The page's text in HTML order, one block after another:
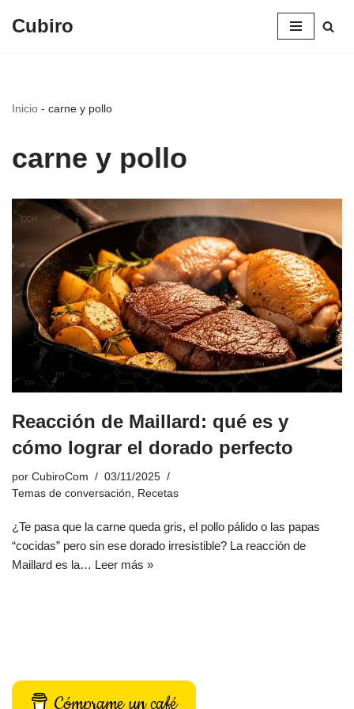
Cubiro
Inicio - carne y pollo
carne y pollo
Reacción de Maillard: qué es y
cómo lograr el dorado perfecto
por CubiroCom
03/11/2025
Temas de conversación, Recetas
¿Te pasa que la carne queda gris, el pollo pálido o las papas
“cocidas” pero sin ese dorado irresistible? La reacción de
Maillard es la… Leer más »
Cómprame un café